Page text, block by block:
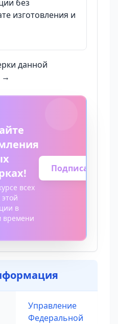
без
изготовления и
данной
→
всех
в
времени
Подписаться
Управление
Федеральной